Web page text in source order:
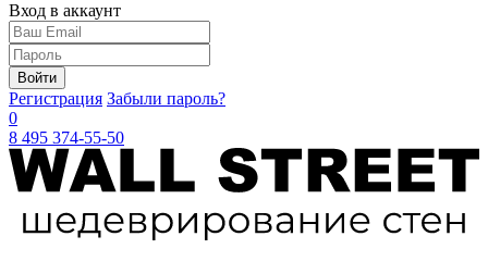
Вход в аккаунт
Войти
Регистрация Забыли пароль?
0
8 495 374-55-50